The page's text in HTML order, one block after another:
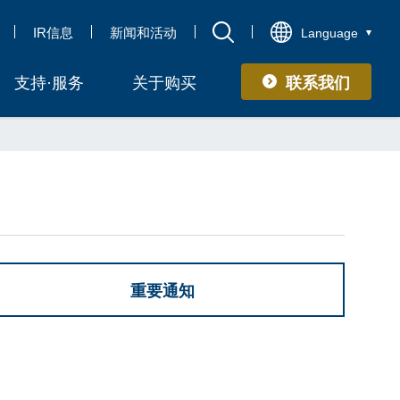
IR信息 新闻和活动 Language
支持·服务 关于购买 联系我们
重要通知